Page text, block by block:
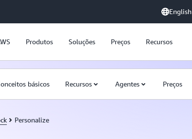
English
Produtos Soluções Preços Recursos
básicos Recursos Agentes Preços
Personalize